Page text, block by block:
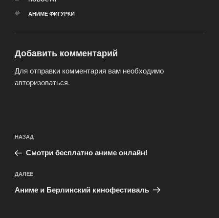
МЕТКИ
АНИМЕ ФИГУРКИ
Добавить комментарий
Для отправки комментария вам необходимо
авторизоваться.
по
записям
Предыдущая
запись:
НАЗАД
Смотри бесплатно аниме онлайн!
Следующая
запись
ДАЛЕЕ
Аниме и Берлинский кинофестиваль